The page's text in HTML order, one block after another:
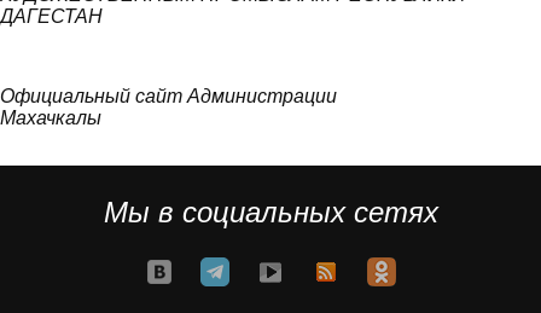
ДАГЕСТАН
Официальный сайт Администрации
Махачкалы
Мы в социальных сетях